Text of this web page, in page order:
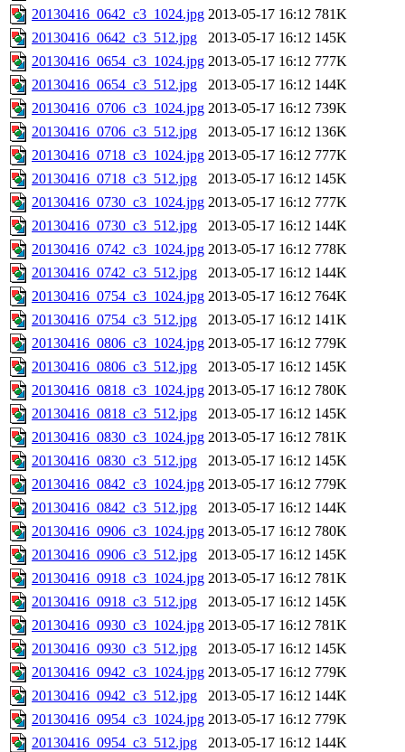
20130416_0642_c3_1024.jpg 2013-05-17 16:12 781K
20130416_0642_c3_512.jpg
2013-05-17 16:12 145K
20130416_0654_c3_1024.jpg 2013-05-17 16:12 777K
20130416_0654_c3_512.jpg
2013-05-17 16:12 144K
20130416_0706_c3_1024.jpg 2013-05-17 16:12 739K
20130416_0706_c3_512.jpg
2013-05-17 16:12 136K
20130416_0718_c3_1024.jpg 2013-05-17 16:12 777K
20130416_0718_c3_512.jpg
2013-05-17 16:12 145K
20130416_0730_c3_1024.jpg 2013-05-17 16:12 777K
20130416_0730_c3_512.jpg
2013-05-17 16:12 144K
20130416_0742_c3_1024.jpg 2013-05-17 16:12 778K
20130416_0742_c3_512.jpg
2013-05-17 16:12 144K
20130416_0754_c3_1024.jpg 2013-05-17 16:12 764K
20130416_0754_c3_512.jpg
2013-05-17 16:12 141K
20130416_0806_c3_1024.jpg 2013-05-17 16:12 779K
20130416_0806_c3_512.jpg
2013-05-17 16:12 145K
20130416_0818_c3_1024.jpg 2013-05-17 16:12 780K
20130416_0818_c3_512.jpg
2013-05-17 16:12 145K
20130416_0830_c3_1024.jpg 2013-05-17 16:12 781K
20130416_0830_c3_512.jpg
2013-05-17 16:12 145K
20130416_0842_c3_1024.jpg 2013-05-17 16:12 779K
20130416_0842_c3_512.jpg
2013-05-17 16:12 144K
20130416_0906_c3_1024.jpg 2013-05-17 16:12 780K
20130416_0906_c3_512.jpg
2013-05-17 16:12 145K
20130416_0918_c3_1024.jpg 2013-05-17 16:12 781K
20130416_0918_c3_512.jpg
2013-05-17 16:12 145K
20130416_0930_c3_1024.jpg 2013-05-17 16:12 781K
20130416_0930_c3_512.jpg
2013-05-17 16:12 145K
20130416_0942_c3_1024.jpg 2013-05-17 16:12 779K
20130416_0942_c3_512.jpg
2013-05-17 16:12 144K
20130416_0954_c3_1024.jpg 2013-05-17 16:12 779K
20130416_0954_c3_512.jpg
2013-05-17 16:12 144K